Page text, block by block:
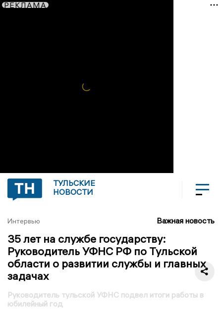
РЕКЛАМА
ТУЛЬСКИЕ
НОВОСТИ
Интервью Важная новость
35 лет на службе государству:
Руководитель УФНС РФ по Тульской
области о развитии службы и главных
задачах
Руководитель тульской УФНС подвел итоги работы в
юбилейный год